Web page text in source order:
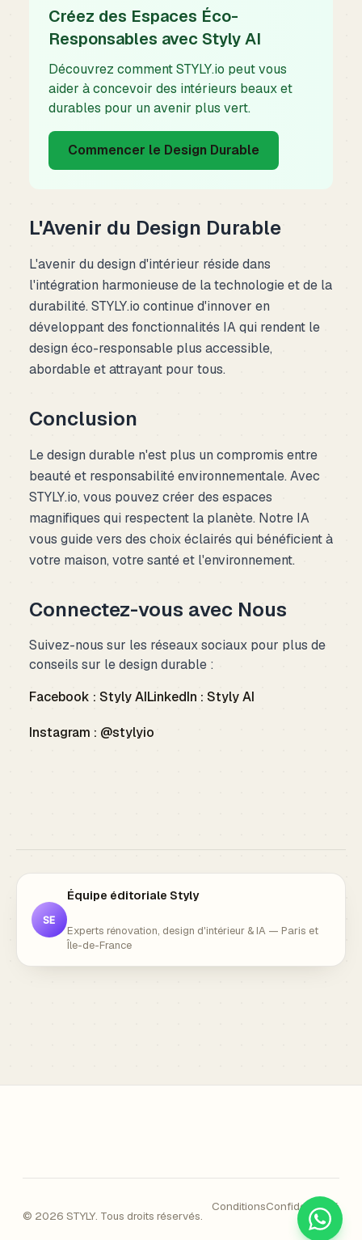
Créez des Espaces Éco-
Responsables avec Styly AI
Découvrez comment STYLY.io peut vous
aider à concevoir des intérieurs beaux et
durables pour un avenir plus vert.
Commencer le Design Durable
L'Avenir du Design Durable
L'avenir du design d'intérieur réside dans
l'intégration harmonieuse de la technologie et de la
durabilité. STYLY.io continue d'innover en
développant des fonctionnalités IA qui rendent le
design éco-responsable plus accessible,
abordable et attrayant pour tous.
Conclusion
Le design durable n'est plus un compromis entre
beauté et responsabilité environnementale. Avec
STYLY.io, vous pouvez créer des espaces
magnifiques qui respectent la planète. Notre IA
vous guide vers des choix éclairés qui bénéficient à
votre maison, votre santé et l'environnement.
Connectez-vous avec Nous
Suivez-nous sur les réseaux sociaux pour plus de
conseils sur le design durable :
Facebook : Styly AILinkedIn : Styly AI
Instagram : @stylyio
SE
Équipe éditoriale Styly
Experts rénovation, design d'intérieur & IA — Paris et
Île-de-France
© 2026 STYLY. Tous droits réservés.
ConditionsConfidentialité